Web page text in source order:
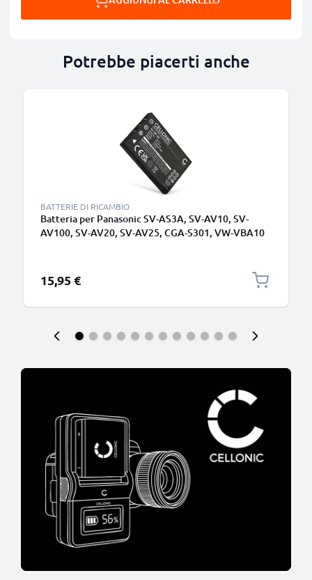
Potrebbe piacerti anche
BATTERIE DI RICAMBIO
Batteria per Panasonic SV-AS3A, SV-AV10, SV-
AV100, SV-AV20, SV-AV25, CGA-S301, VW-VBA10
15,95 €